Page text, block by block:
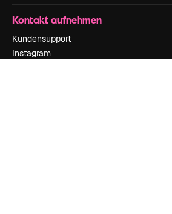
Kontakt aufnehmen
Kundensupport
Instagram